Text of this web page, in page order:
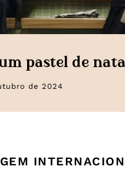
pastel de
de 2024